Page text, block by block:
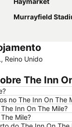
Murrayfield
Reino Unido
The Inn
no The Inn On The
Inn On The Mile?
Mile?